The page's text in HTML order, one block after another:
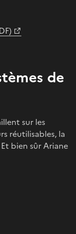
de
sur les
réutilisables, la
bien sûr Ariane